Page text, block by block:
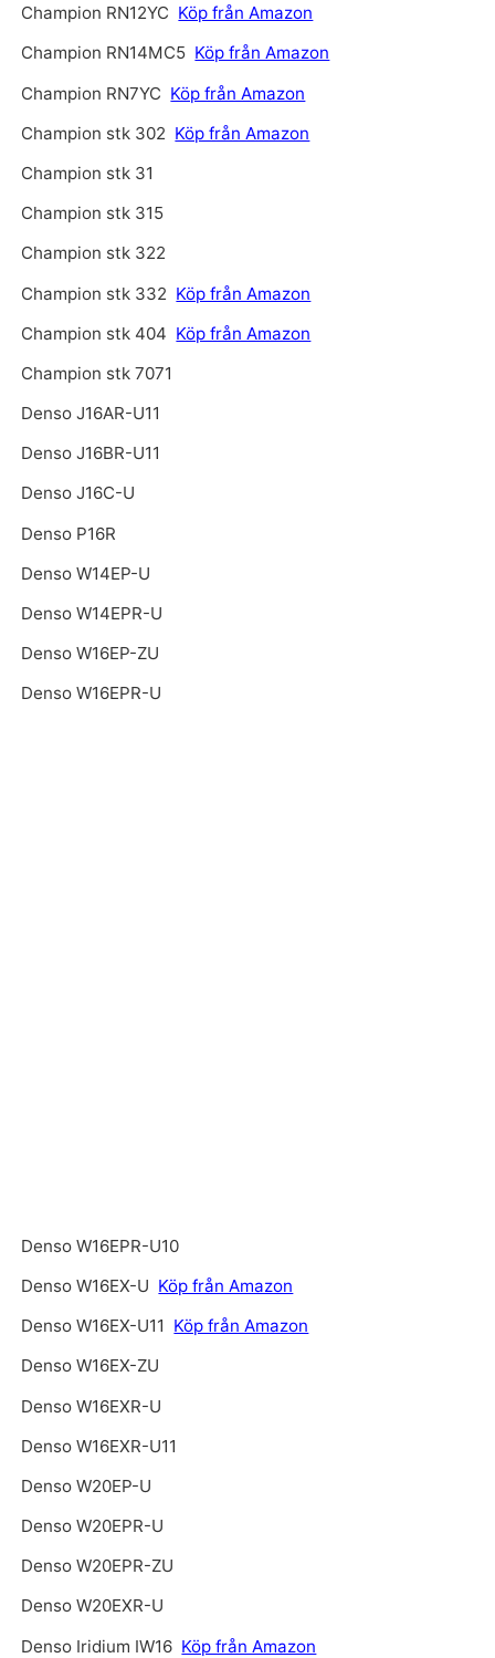
Champion RN12YC Köp från Amazon
Champion RN14MC5 Köp från Amazon
Champion RN7YC Köp från Amazon
Champion stk 302 Köp från Amazon
Champion stk 31
Champion stk 315
Champion stk 322
Champion stk 332 Köp från Amazon
Champion stk 404 Köp från Amazon
Champion stk 7071
Denso J16AR-U11
Denso J16BR-U11
Denso J16C-U
Denso P16R
Denso W14EP-U
Denso W14EPR-U
Denso W16EP-ZU
Denso W16EPR-U
Denso W16EPR-U10
Denso W16EX-U Köp från Amazon
Denso W16EX-U11 Köp från Amazon
Denso W16EX-ZU
Denso W16EXR-U
Denso W16EXR-U11
Denso W20EP-U
Denso W20EPR-U
Denso W20EPR-ZU
Denso W20EXR-U
Denso Iridium IW16 Köp från Amazon